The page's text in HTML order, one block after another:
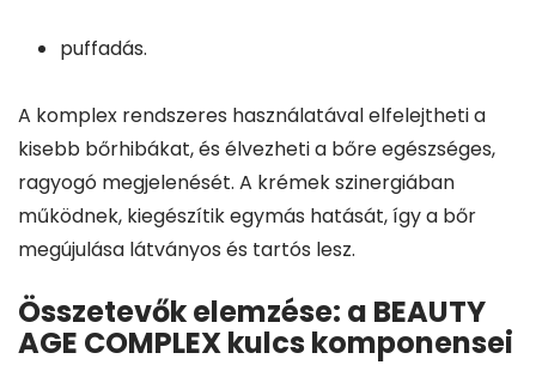
puffadás.
A komplex rendszeres használatával elfelejtheti a
kisebb bőrhibákat, és élvezheti a bőre egészséges,
ragyogó megjelenését. A krémek szinergiában
működnek, kiegészítik egymás hatását, így a bőr
megújulása látványos és tartós lesz.
Összetevők elemzése: a BEAUTY
AGE COMPLEX kulcs komponensei